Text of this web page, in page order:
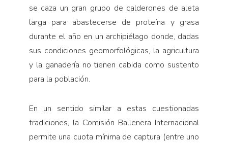
se caza un gran grupo de calderones de aleta
larga para abastecerse de proteína y grasa
durante el año en un archipiélago donde, dadas
sus condiciones geomorfológicas, la agricultura
y la ganadería no tienen cabida como sustento
para la población.
En un sentido similar a estas cuestionadas
tradiciones, la Comisión Ballenera Internacional
permite una cuota mínima de captura (entre uno